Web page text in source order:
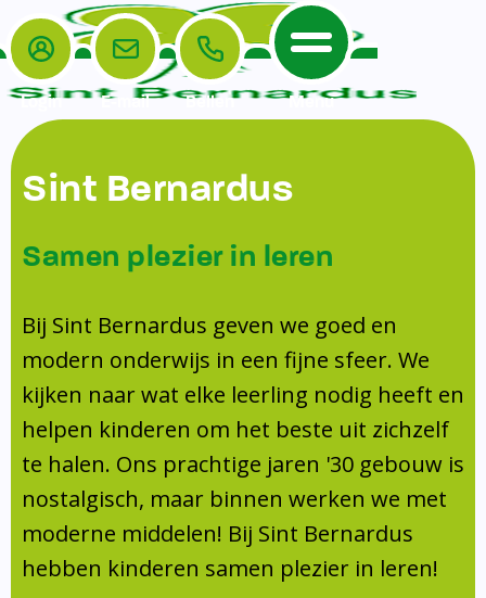
Home
De School
Veiligheidsplan
Onderwijs
Leerlingenraad
Leerlingenzorg
Doorstroomtoets
Jeugdprofessional op school
Centrum Jeugd en Gezin
Schoollogopedie
schoolondersteuningsprofiel
Schooltijden
Absentie
Vakanties
Aanmelden
Het Team
Ouders
Ouders
TussenSchoolse Opvang (TSO)
Ouderraad (OR)
Medezeggenschapsraad (MR)
Formulieren
Klachtenregeling
Contact
Login E-mail Bellen Menu
Sint Bernardus
Samen plezier in leren
Bij Sint Bernardus geven we goed en
modern onderwijs in een fijne sfeer. We
kijken naar wat elke leerling nodig heeft en
helpen kinderen om het beste uit zichzelf
te halen. Ons prachtige jaren '30 gebouw is
nostalgisch, maar binnen werken we met
moderne middelen! Bij Sint Bernardus
hebben kinderen samen plezier in leren!